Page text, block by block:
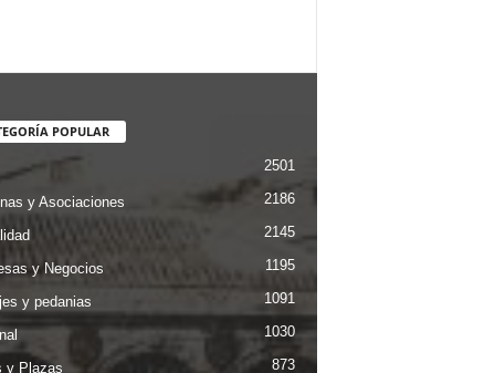
POPULAR
2501
y Asociaciones 2186
2145
y Negocios 1195
y pedanias 1091
1030
y Plazas 873